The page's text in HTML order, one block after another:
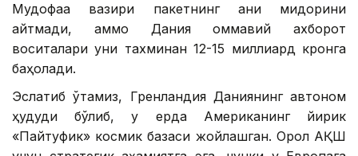
Мудофаа вазири пакетнинг аниқ миқдорини
айтмади, аммо Дания оммавий ахборот
воситалари уни тахминан 12-15 миллиард кронга
баҳолади.
Эслатиб ўтамиз, Гренландия Даниянинг автоном
ҳудуди бўлиб, у ерда Американинг йирик
«Пайтуфик» космик базаси жойлашган. Орол АҚШ